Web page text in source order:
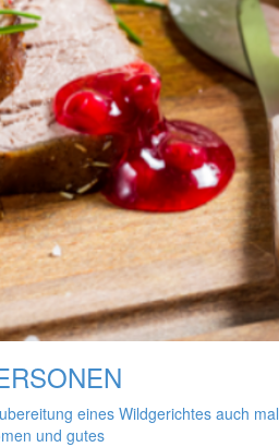
eines Wildgerichtes auch mal
und gutes